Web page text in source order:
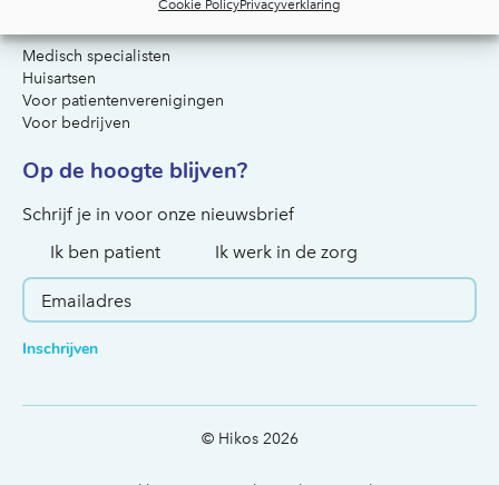
Cookie PolicyPrivacyverklaring
Hoe kunnen we je helpen?
Medisch specialisten
Huisartsen
Voor patientenverenigingen
Voor bedrijven
Op de hoogte blijven?
Schrijf je in voor onze nieuwsbrief
Ik ben patient
Ik werk in de zorg
Inschrijven
© Hikos 2026